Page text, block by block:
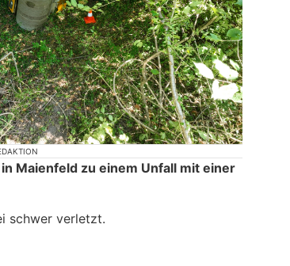
Maienfeld zu einem Unfall mit einer
schwer verletzt.